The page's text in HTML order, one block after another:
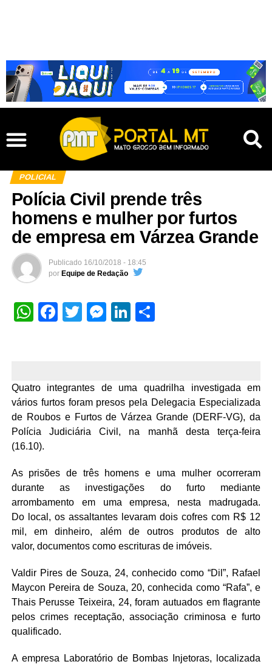
POLICIAL
Polícia Civil prende três
homens e mulher por furtos
de empresa em Várzea Grande
Publicado 16/10/2018 - 18:45
por Equipe de Redação
WhatsApp
Facebook
TwitterMessenger
LinkedIn
Quatro integrantes de uma quadrilha investigada em
vários furtos foram presos pela Delegacia Especializada
de Roubos e Furtos de Várzea Grande (DERF-VG), da
Polícia Judiciária Civil, na manhã desta terça-feira
(16.10).
As prisões de três homens e uma mulher ocorreram
durante as investigações do furto mediante
arrombamento em uma empresa, nesta madrugada.
Do local, os assaltantes levaram dois cofres com R$ 12
mil, em dinheiro, além de outros produtos de alto
valor, documentos como escrituras de imóveis.
Valdir Pires de Souza, 24, conhecido como “Dil”, Rafael
Maycon Pereira de Souza, 20, conhecida como “Rafa”, e
Thais Perusse Teixeira, 24, foram autuados em flagrante
pelos crimes receptação, associação criminosa e furto
qualificado.
A empresa Laboratório de Bombas Injetoras, localizada